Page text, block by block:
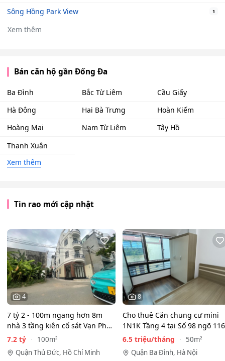
Sông Hồng Park View 1
Xem thêm
Bán căn hộ gần Đống Đa
Ba Đình Bắc Từ Liêm
Cầu Giấy
Hà Đông
Hai Bà Trưng
Hoàn Kiếm
Hoàng Mai
Nam Từ Liêm
Tây Hồ
Thanh Xuân
Xem thêm
Tin rao mới cập nhật
4
7 tỷ 2 - 100m ngang hơn 8m
nhà 3 tầng kiên cố sát Vạn Phúc
City - HẺM XE HƠI…
7.2 tỷ
100m²
Quận Thủ Đức, Hồ Chí Minh
8
Cho thuê Căn chung cư mini
1N1K Tầng 4 tại Số 98 ngõ 116
Phan Kế Bính, Ba Đình.…
6.5 triệu/tháng
50m²
Quận Ba Đình, Hà Nội